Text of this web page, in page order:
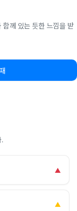
께 있는 듯한 느낌을 받
.
▲
▲